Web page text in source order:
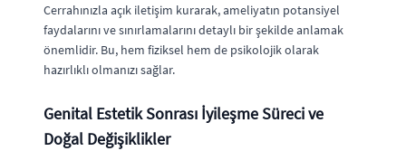
Cerrahınızla açık iletişim kurarak, ameliyatın potansiyel
faydalarını ve sınırlamalarını detaylı bir şekilde anlamak
önemlidir. Bu, hem fiziksel hem de psikolojik olarak
hazırlıklı olmanızı sağlar.
Genital Estetik Sonrası İyileşme Süreci ve
Doğal Değişiklikler